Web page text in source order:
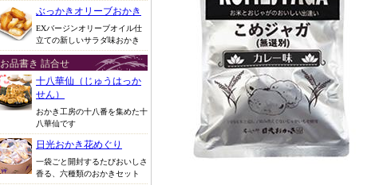
ぶっかきオリーブおかき
EXバージンオリーブオイル仕
立ての新しいサラダ味おかき
お品書き 詰合せ
十八華仙（じゅうはっか
せん）
おかき工房の十八番を集めた十
八華仙です
日光おかき花めぐり
一袋ごと開封するたびおいしさ
香る、六種類のおかきセット